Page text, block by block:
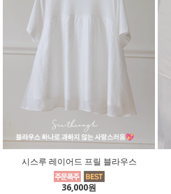
시스루 레이어드 프릴 블라우스
36,000원